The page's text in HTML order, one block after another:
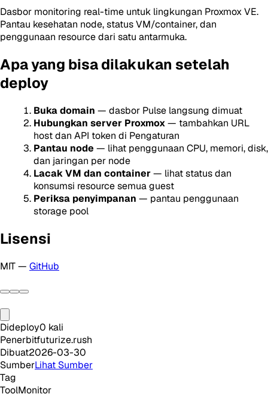
Dasbor monitoring real-time untuk lingkungan Proxmox VE.
Pantau kesehatan node, status VM/container, dan
penggunaan resource dari satu antarmuka.
Apa yang bisa dilakukan setelah
deploy
Buka domain — dasbor Pulse langsung dimuat
Hubungkan server Proxmox— tambahkan URL
host dan API token di Pengaturan
Pantau node — lihat penggunaan CPU, memori, disk,
dan jaringan per node
Lacak VM dan container— lihat status dan
konsumsi resource semua guest
Periksa penyimpanan — pantau penggunaan
storage pool
Lisensi
MIT — GitHub
Dideploy0 kali
Penerbitfuturize.rush
Dibuat2026-03-30
SumberLihat Sumber
Tag
ToolMonitor